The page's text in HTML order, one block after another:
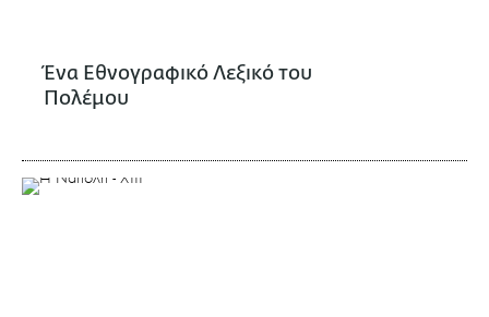
Ένα Εθνογραφικό Λεξικό του
Πολέμου